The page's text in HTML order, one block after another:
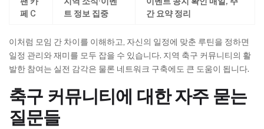
페 C
트 정보 집중
간 요약 정리
이처럼 모임 간 차이를 이해하고, 자신의 일정에 맞춘 루틴을 정하면
일정 관리와 재미를 모두 잡을 수 있습니다. 지역 축구 커뮤니티의 활
발한 참여는 실전 감각은 물론 네트워크 구축에도 큰 도움이 됩니다.
축구 커뮤니티에 대한 자주 묻는
질문들